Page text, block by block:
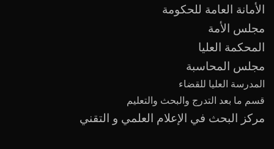
الأمانة العامة للحكومة
مجلس الأمة
المحكمة العليا
مجلس المحاسبة
المدرسة العليا للقضاء
قسم ما بعد التدرج و البحث والتعليم
مركز البحث في الإعلام العلمي و التقني